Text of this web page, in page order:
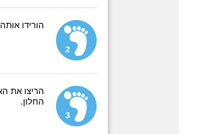
2
הורידו אותה
3
החלון.